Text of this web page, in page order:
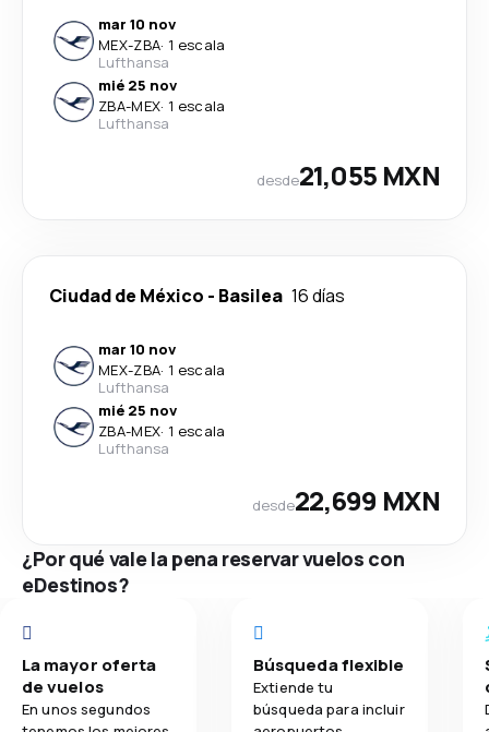
mar 10 nov
MEX-ZBA· 1 escala
Lufthansa
mié 25 nov
ZBA-MEX· 1 escala
Lufthansa
desde21,055 MXN
Ciudad de México - Basilea 16 días
mar 10 nov
MEX-ZBA· 1 escala
Lufthansa
mié 25 nov
ZBA-MEX· 1 escala
Lufthansa
desde22,699 MXN
¿Por qué vale la pena reservar vuelos con
eDestinos?
La mayor oferta
de vuelos
En unos segundos
Búsqueda flexible
Extiende tu
búsqueda para incluir